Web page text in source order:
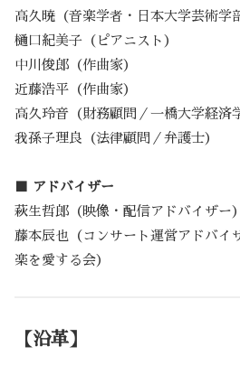
高久暁（音楽学者・日本大学芸術学
樋口紀美子（ピアニスト）
中川俊郎（作曲家）
近藤浩平（作曲家）
高久玲音（財務顧問／一橋大学経済
我孫子理良（法律顧問／弁護士）
■ アドバイザー
萩生哲郎（映像・配信アドバイザー）
藤本辰也（コンサート運営アドバイ
楽を愛する会）
【沿革】